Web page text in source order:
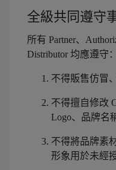
全級共同遵守
所有 Partner、
Distributor 均應遵守：
不得販售仿冒
不得擅自修改
Logo、品牌名
不得將品牌素
形象用於未經